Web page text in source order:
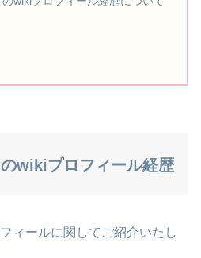
wikiプロフィール経歴
ィールに関してご紹介いたし